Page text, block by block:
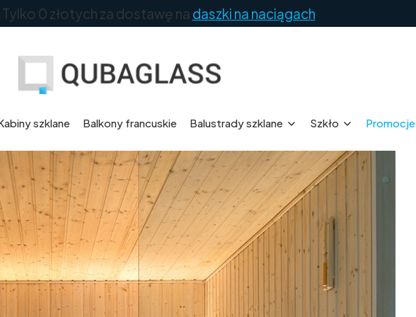
Tylko 0 złotych za dostawę na daszki na naciągach
szklane Balkony francuskie Balustrady szklane Szkło Promocje